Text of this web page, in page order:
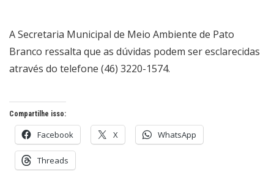
A Secretaria Municipal de Meio Ambiente de Pato
Branco ressalta que as dúvidas podem ser esclarecidas
através do telefone (46) 3220-1574.
Compartilhe isso:
Facebook X WhatsApp
Threads